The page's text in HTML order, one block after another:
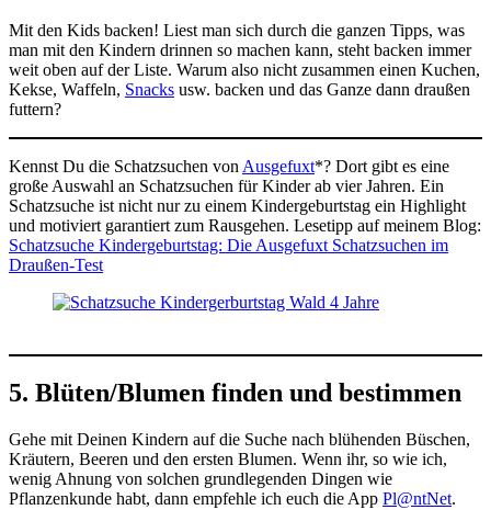
Mit den Kids backen! Liest man sich durch die ganzen Tipps, was
man mit den Kindern drinnen so machen kann, steht backen immer
weit oben auf der Liste. Warum also nicht zusammen einen Kuchen,
Kekse, Waffeln, Snacks usw. backen und das Ganze dann draußen
futtern?
Kennst Du die Schatzsuchen von Ausgefuxt*? Dort gibt es eine
große Auswahl an Schatzsuchen für Kinder ab vier Jahren. Ein
Schatzsuche ist nicht nur zu einem Kindergeburtstag ein Highlight
und motiviert garantiert zum Rausgehen. Lesetipp auf meinem Blog:
Schatzsuche Kindergeburtstag: Die Ausgefuxt Schatzsuchen im
Draußen-Test
5. Blüten/Blumen finden und bestimmen
Gehe mit Deinen Kindern auf die Suche nach blühenden Büschen,
Kräutern, Beeren und den ersten Blumen. Wenn ihr, so wie ich,
wenig Ahnung von solchen grundlegenden Dingen wie
Pflanzenkunde habt, dann empfehle ich euch die App Pl@ntNet.